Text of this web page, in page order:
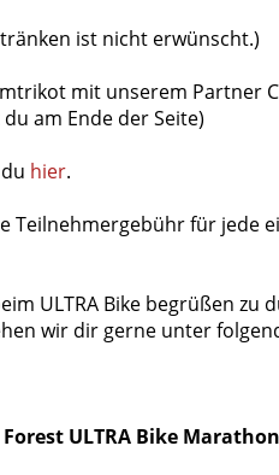
ist nicht erwünscht.)
mit unserem Partner
am Ende der Seite)
hier.
Teilnehmergebühr für jede
ULTRA Bike begrüßen zu
wir dir gerne unter
ULTRA Bike